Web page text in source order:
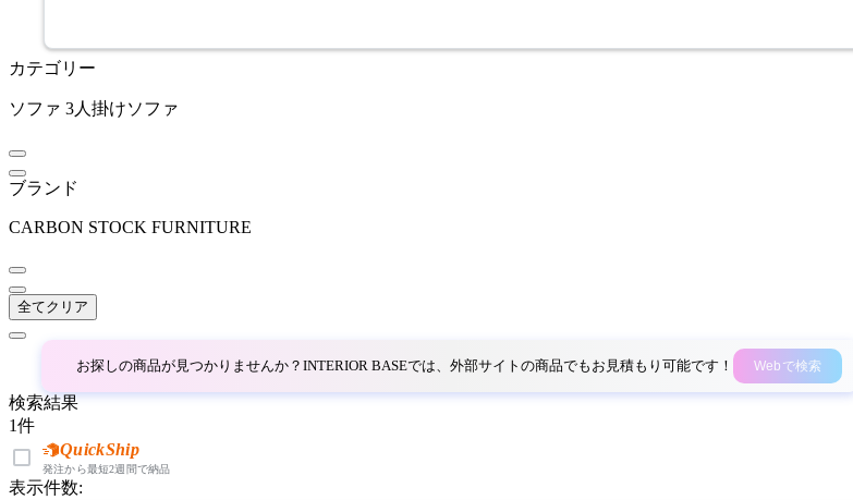
アルナイ
アズマヤ
ボーコンセプト
by interiors
バイインテリアズ
座面高
検索
カテゴリー
ソファ 3人掛けソファ
ブランド
CARBON STOCK FURNITURE
全てクリア
お探しの商品が見つかりませんか？INTERIOR BASEでは、外部サイトの商品でもお見積もり可能です！ Webで検索
検索結果
1件
QuickShip
発注から最短2週間で納品
表示件数: